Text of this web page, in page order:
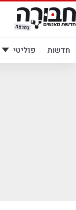
דלג
לתוכן
חדשות פוליטי